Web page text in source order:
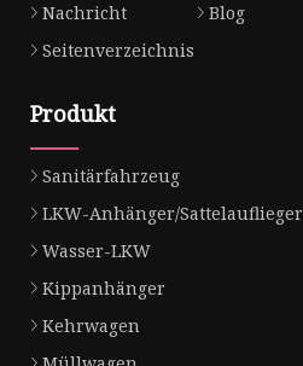
Nachricht
Blog
Seitenverzeichnis
Produkt
Sanitärfahrzeug
LKW-Anhänger/Sattelauflieger
Wasser-LKW
Kippanhänger
Kehrwagen